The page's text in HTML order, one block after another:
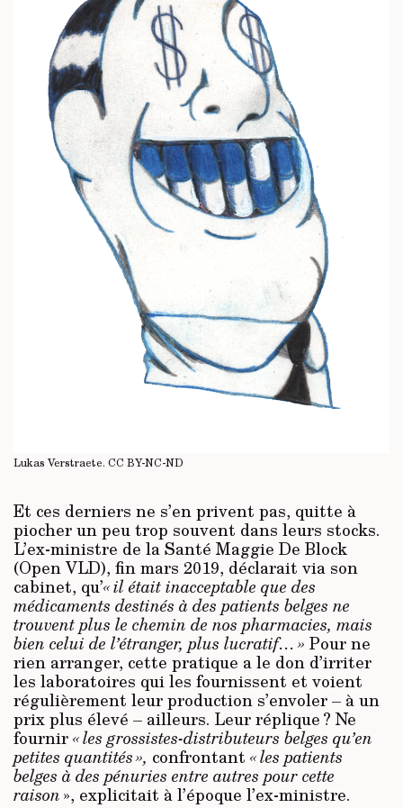
Lukas Verstraete. CC BY-NC-ND
Et ces derniers ne s’en privent pas, quitte à
piocher un peu trop souvent dans leurs stocks.
L’ex-ministre de la Santé Maggie De Block
(Open VLD), fin mars 2019, déclarait via son
cabinet, qu’« il était inacceptable que des
médicaments destinés à des patients belges ne
trouvent plus le chemin de nos pharmacies, mais
bien celui de l’étranger, plus lucratif… » Pour ne
rien arranger, cette pratique a le don d’irriter
les laboratoires qui les fournissent et voient
régulièrement leur production s’envoler – à un
prix plus élevé – ailleurs. Leur réplique ? Ne
fournir« les grossistes-distributeurs belges qu’en
petites quantités », confrontant « les patients
belges à des pénuries entre autres pour cette
raison», explicitait à l’époque l’ex-ministre.